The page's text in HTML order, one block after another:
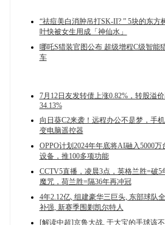
“祛痘美白消肿吊打SK-II? ” 5块的东方
叶快被女生用成「神仙水」
哪吒S猎装官图公布 超级增程C级智能
车
7月12日友发转债上涨0.82%，转股溢
34.13%
向日葵C2来袭！远程办公不是梦，手
变电脑遥控器
OPPO计划2024年年底将AI融入5000万
设备，推100多项功能
CCTV5直播，凌晨3点，英格兰胜=破5
魔咒，荷兰胜=隔36年再冲冠
4年2.12亿, 组建豪华三巨头, 东部球队
补强, 新赛季围剿凯尔特人
[解读中超]京鲁大战, 于大宝的手球该